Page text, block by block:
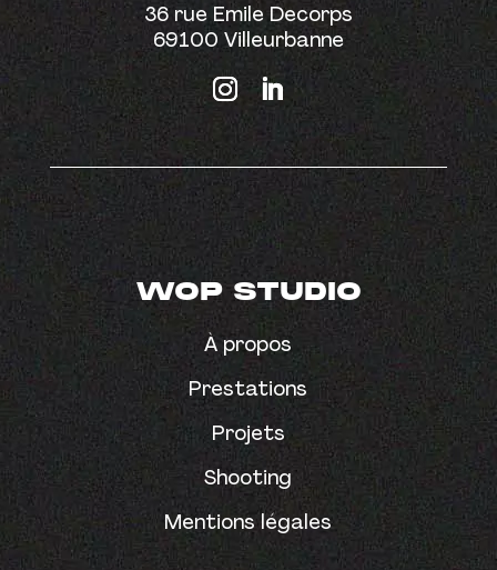
36 rue Emile Decorps
69100 Villeurbanne
WOP STUDIO
À propos
Prestations
Projets
Shooting
Mentions légales